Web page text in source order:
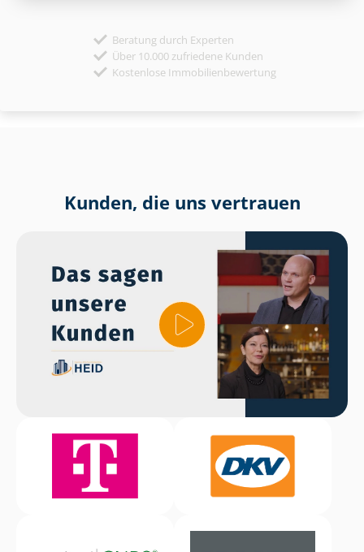
Beratung durch Experten
Über 10.000 zufriedene Kunden
Kostenlose Immobilienbewertung
Kunden, die uns vertrauen